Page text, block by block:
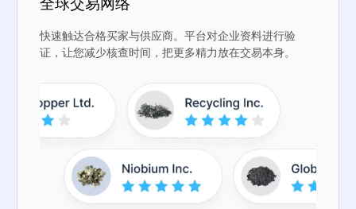
全球交易网络
快速触达合格买家与供应商。平台对企业资料进行验
证，让您减少核查时间，把更多精力放在交易本身。